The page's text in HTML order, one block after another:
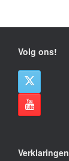
Volg ons!
Verklaringen